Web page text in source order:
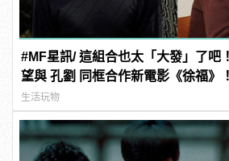
#MF星訊/ 這組合也太「大發」了吧
望與 孔劉 同框合作新電影《徐福》！
生活玩物